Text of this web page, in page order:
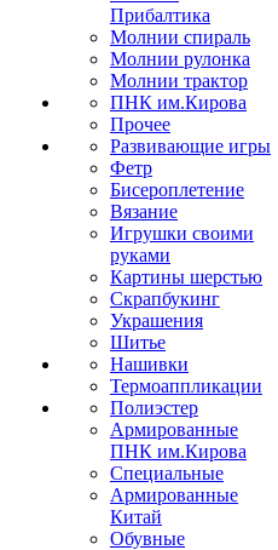
Прибалтика
Молнии спираль
Молнии рулонка
Молнии трактор
ПНК им.Кирова
Прочее
Развивающие игры
Фетр
Бисероплетение
Вязание
Игрушки своими
руками
Картины шерстью
Скрапбукинг
Украшения
Шитье
Нашивки
Термоаппликации
Полиэстер
Армированные
ПНК им.Кирова
Специальные
Армированные
Китай
Обувные